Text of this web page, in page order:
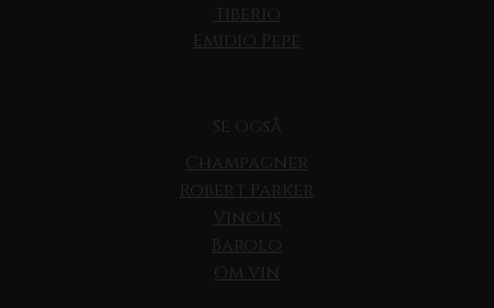
Tiberio
Emidio Pepe
Se også
Champagner
Robert Parker
Vinous
Barolo
Om vin